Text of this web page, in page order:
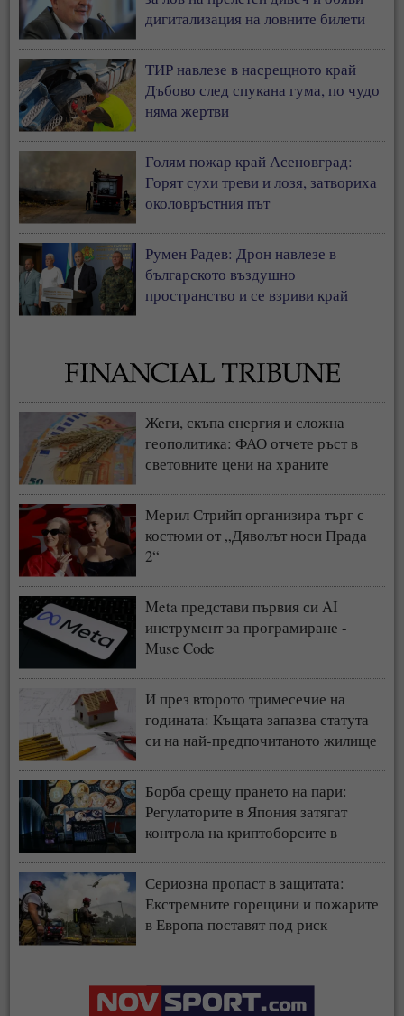
дигитализация на ловните билети
ТИР навлезе в насрещното край
Дъбово след спукана гума, по чудо
няма жертви
Голям пожар край Асеновград:
Горят сухи треви и лозя, затвориха
околовръстния път
Румен Радев: Дрон навлезе в
българското въздушно
пространство и се взриви край
Жеги, скъпа енергия и сложна
геополитика: ФАО отчете ръст в
световните цени на храните
Мерил Стрийп организира търг с
костюми от „Дяволът носи Прада
2“
Meta представи първия си AI
инструмент за програмиране -
Muse Code
И през второто тримесечие на
годината: Къщата запазва статута
си на най-предпочитаното жилище
Борба срещу прането на пари:
Регулаторите в Япония затягат
контрола на криптоборсите в
Сериозна пропаст в защитата:
Екстремните горещини и пожарите
в Европа поставят под риск